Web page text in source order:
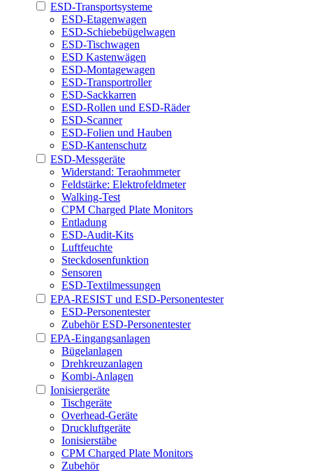
ESD-Transportsysteme
ESD-Etagenwagen
ESD-Schiebebügelwagen
ESD-Tischwagen
ESD Kastenwägen
ESD-Montagewagen
ESD-Transportroller
ESD-Sackkarren
ESD-Rollen und ESD-Räder
ESD-Scanner
ESD-Folien und Hauben
ESD-Kantenschutz
ESD-Messgeräte
Widerstand: Teraohmmeter
Feldstärke: Elektrofeldmeter
Walking-Test
CPM Charged Plate Monitors
Entladung
ESD-Audit-Kits
Luftfeuchte
Steckdosenfunktion
Sensoren
ESD-Textilmessungen
EPA-RESIST und ESD-Personentester
ESD-Personentester
Zubehör ESD-Personentester
EPA-Eingangsanlagen
Bügelanlagen
Drehkreuzanlagen
Kombi-Anlagen
Ionisiergeräte
Tischgeräte
Overhead-Geräte
Druckluftgeräte
Ionisierstäbe
CPM Charged Plate Monitors
Zubehör